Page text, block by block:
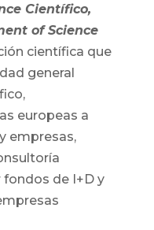
Científico,
of Science
científica que
general
europeas a
empresas,
de I+D y